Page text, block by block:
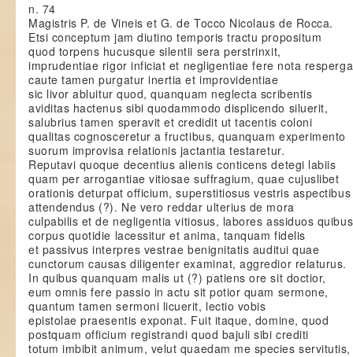
n. 74
Magistris P. de Vineis et G. de Tocco Nicolaus de Rocca.
Etsi conceptum jam diutino temporis tractu propositum
quod torpens hucusque silentii sera perstrinxit,
imprudentiae rigor inficiat et negligentiae fere nota
caute tamen purgatur inertia et improvidentiae
sic livor abluitur quod, quanquam neglecta scribentis
aviditas hactenus sibi quodammodo displicendo siluerit,
salubrius tamen speravit et credidit ut tacentis coloni
qualitas cognosceretur a fructibus, quanquam experimento
suorum improvisa relationis jactantia testaretur.
Reputavi quoque decentius alienis conticens detegi labiis
quam per arrogantiae vitiosae suffragium, quae cujuslibet
orationis deturpat officium, superstitiosus vestris aspectibus
attendendus (?). Ne vero reddar ulterius de mora
culpabilis et de negligentia vitiosus, labores assiduos quibus
corpus quotidie lacessitur et anima, tanquam fidelis
et passivus interpres vestrae benignitatis auditui quae
cunctorum causas diligenter examinat, aggredior relaturus.
In quibus quanquam malis ut (?) patiens ore sit doctior,
eum omnis fere passio in actu sit potior quam sermone,
quantum tamen sermoni licuerit, lectio vobis
epistolae praesentis exponat. Fuit itaque, domine, quod
postquam officium registrandi quod bajuli sibi crediti
totum imbibit animum, velut quaedam me species servitutis,